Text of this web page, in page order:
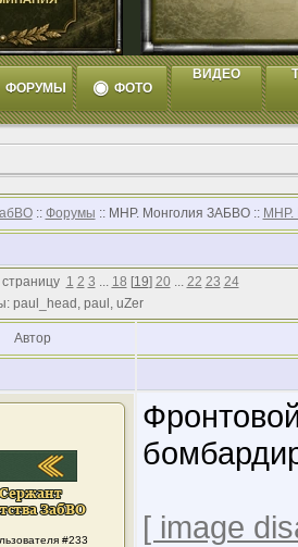
ФОРУМЫ ◉ ФОТО
ВИДЕО
:: Форумы :: МНР. Монголия ЗАБВО :: МНР.
1 2 3 ... 18 [19] 20 ... 22 23 24
paul_head, paul, uZer
Автор
#233
[ image